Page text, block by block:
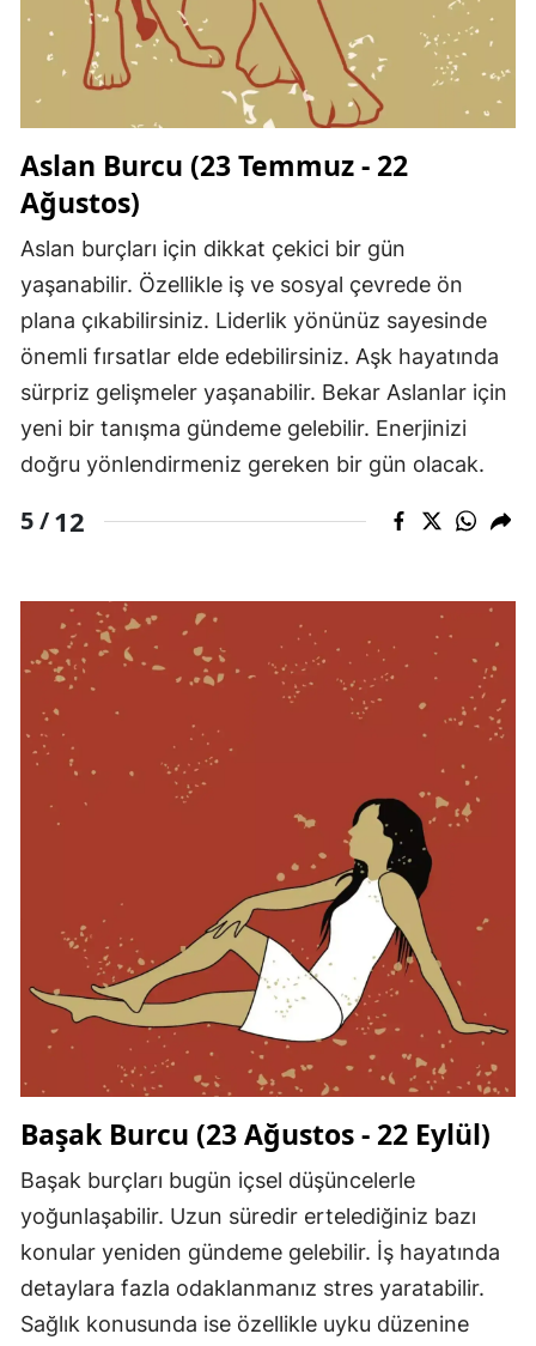
Aslan Burcu (23 Temmuz - 22
Ağustos)
Aslan burçları için dikkat çekici bir gün
yaşanabilir. Özellikle iş ve sosyal çevrede ön
plana çıkabilirsiniz. Liderlik yönünüz sayesinde
önemli fırsatlar elde edebilirsiniz. Aşk hayatında
sürpriz gelişmeler yaşanabilir. Bekar Aslanlar için
yeni bir tanışma gündeme gelebilir. Enerjinizi
doğru yönlendirmeniz gereken bir gün olacak.
5 /12
Başak Burcu (23 Ağustos - 22 Eylül)
Başak burçları bugün içsel düşüncelerle
yoğunlaşabilir. Uzun süredir ertelediğiniz bazı
konular yeniden gündeme gelebilir. İş hayatında
detaylara fazla odaklanmanız stres yaratabilir.
Sağlık konusunda ise özellikle uyku düzenine